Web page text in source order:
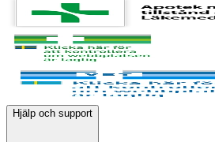
Hjälp och support